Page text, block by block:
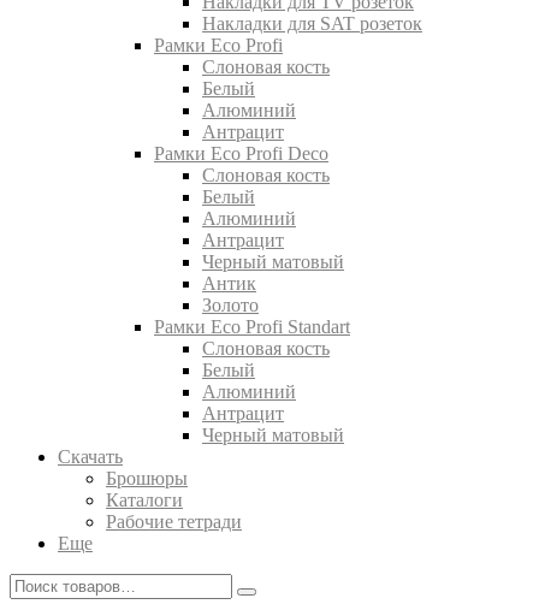
Накладки для SAT розеток
Рамки Eco Profi
Слоновая кость
Белый
Алюминий
Антрацит
Рамки Eco Profi Deco
Слоновая кость
Белый
Алюминий
Антрацит
Черный матовый
Антик
Золото
Рамки Eco Profi Standart
Слоновая кость
Белый
Алюминий
Антрацит
Черный матовый
Скачать
Брошюры
Каталоги
Рабочие тетради
Еще